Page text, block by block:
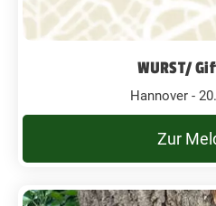
WURST/
Hannover -
Zur